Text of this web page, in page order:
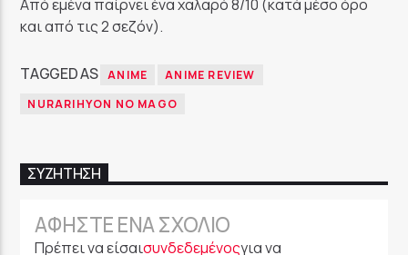
Από εμένα παίρνει ένα χαλαρό 8/10 (κατά μέσο όρο
και από τις 2 σεζόν).
TAGGED AS ANIME
ANIME REVIEW
NURARIHYON NO MAGO
ΣΥΖΉΤΗΣΗ
ΑΦΉΣΤΕ ΈΝΑ ΣΧΌΛΙΟ
Πρέπει να είσαισυνδεδεμένοςγια να